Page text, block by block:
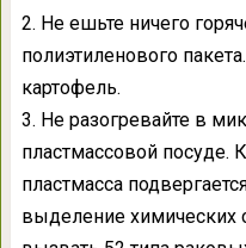
2. Не ешьте ничего
полиэтиленового
картофель.
3. Не разогревайте в
пластмассовой посуде.
пластмасса
выделение химических